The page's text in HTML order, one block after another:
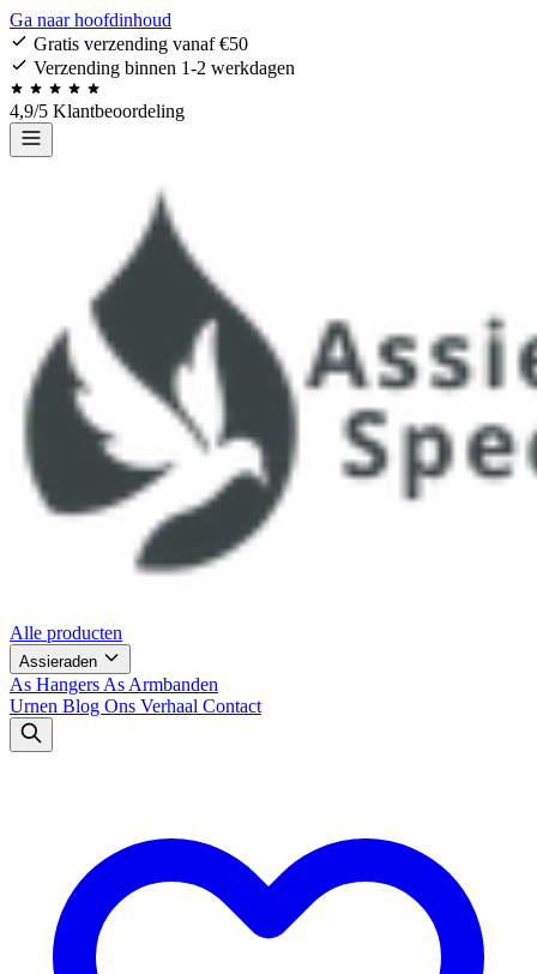
Ga naar hoofdinhoud
Gratis verzending vanaf €50
Verzending binnen 1-2 werkdagen
4,9/5 Klantbeoordeling
Alle producten
Assieraden
As Hangers As Armbanden
Urnen Blog Ons Verhaal Contact